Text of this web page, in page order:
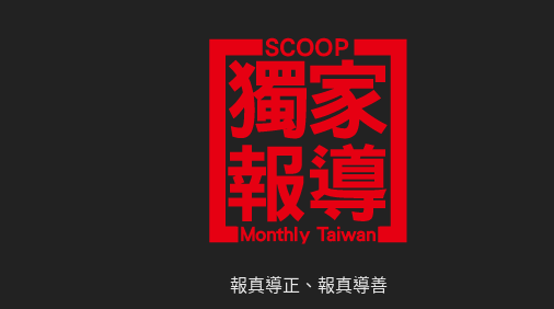
報真導正、報真導善